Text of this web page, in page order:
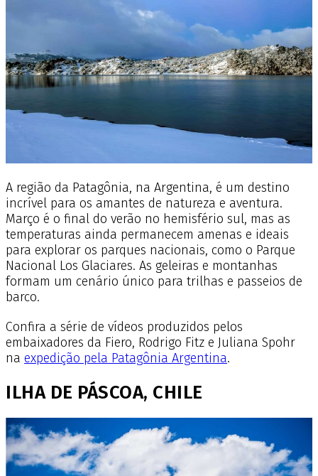
A região da Patagônia, na Argentina, é um destino
incrível para os amantes de natureza e aventura.
Março é o final do verão no hemisfério sul, mas as
temperaturas ainda permanecem amenas e ideais
para explorar os parques nacionais, como o Parque
Nacional Los Glaciares. As geleiras e montanhas
formam um cenário único para trilhas e passeios de
barco.
Confira a série de vídeos produzidos pelos
embaixadores da Fiero, Rodrigo Fitz e Juliana Spohr
na expedição pela Patagônia Argentina.
ILHA DE PÁSCOA, CHILE